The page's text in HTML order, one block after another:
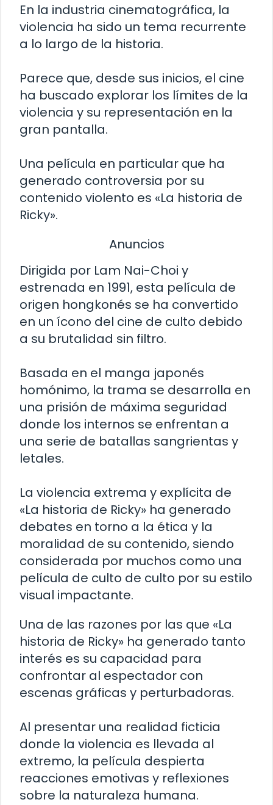
En la industria cinematográfica, la
violencia ha sido un tema recurrente
a lo largo de la historia.
Parece que, desde sus inicios, el cine
ha buscado explorar los límites de la
violencia y su representación en la
gran pantalla.
Una película en particular que ha
generado controversia por su
contenido violento es «La historia de
Ricky».
Anuncios
Dirigida por Lam Nai-Choi y
estrenada en 1991, esta película de
origen hongkonés se ha convertido
en un ícono del cine de culto debido
a su brutalidad sin filtro.
Basada en el manga japonés
homónimo, la trama se desarrolla en
una prisión de máxima seguridad
donde los internos se enfrentan a
una serie de batallas sangrientas y
letales.
La violencia extrema y explícita de
«La historia de Ricky» ha generado
debates en torno a la ética y la
moralidad de su contenido, siendo
considerada por muchos como una
película de culto de culto por su estilo
visual impactante.
Una de las razones por las que «La
historia de Ricky» ha generado tanto
interés es su capacidad para
confrontar al espectador con
escenas gráficas y perturbadoras.
Al presentar una realidad ficticia
donde la violencia es llevada al
extremo, la película despierta
reacciones emotivas y reflexiones
sobre la naturaleza humana.